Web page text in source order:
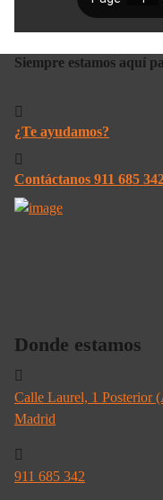
Siempre estamos aquí
¿Te ayudamos?
Contáctanos 911 685
Donde estamos
Calle Laurel, 1 Posterior
Madrid
911 685 342